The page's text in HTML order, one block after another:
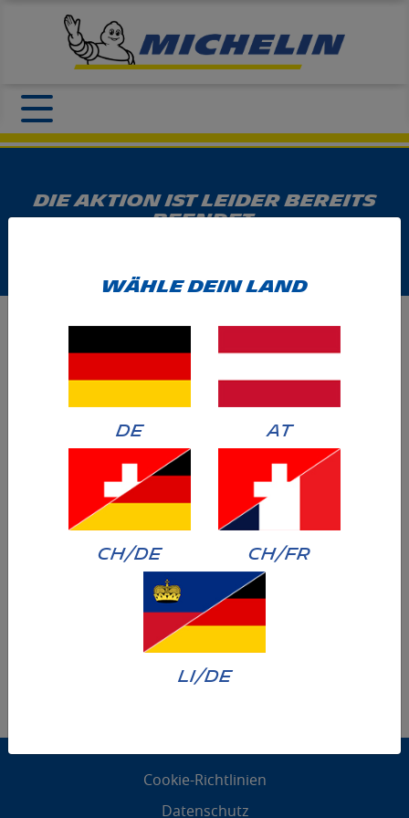
Die Aktion ist leider bereits
beendet.
Cookie-Richtlinien
Datenschutz
Wähle dein Land
DE AT
CH/DE CH/FR
LI/DE